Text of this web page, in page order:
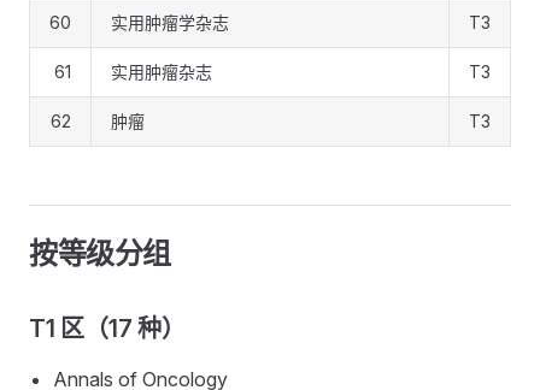
60 实用肿瘤学杂志 T3
61 实用肿瘤杂志 T3
62 肿瘤 T3
按等级分组
T1 区（17 种）
Annals of Oncology